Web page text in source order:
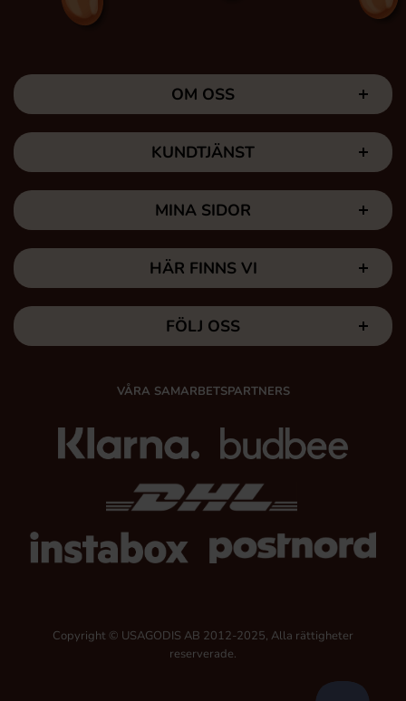
OM OSS
KUNDTJÄNST
MINA SIDOR
HÄR FINNS VI
FÖLJ OSS
VÅRA SAMARBETSPARTNERS
Copyright © USAGODIS AB 2012-2025, Alla rättigheter
reserverade.